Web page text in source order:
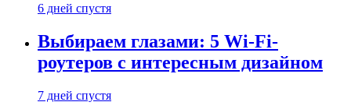
6 дней спустя
Выбираем глазами: 5 Wi-Fi-
роутеров с интересным дизайном
7 дней спустя